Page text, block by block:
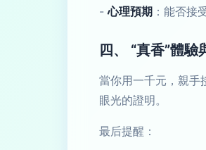
-心理預期 ：能否接
四、 “真香”體驗
當你用一千元，親手
眼光的證明。
最后提醒：